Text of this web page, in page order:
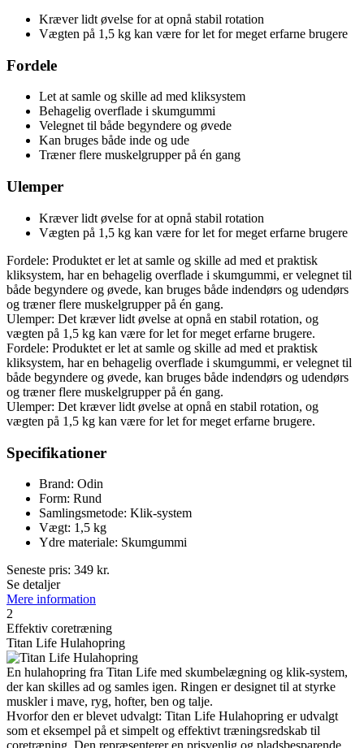
Kræver lidt øvelse for at opnå stabil rotation
Vægten på 1,5 kg kan være for let for meget erfarne brugere
Fordele
Let at samle og skille ad med kliksystem
Behagelig overflade i skumgummi
Velegnet til både begyndere og øvede
Kan bruges både inde og ude
Træner flere muskelgrupper på én gang
Ulemper
Kræver lidt øvelse for at opnå stabil rotation
Vægten på 1,5 kg kan være for let for meget erfarne brugere
Fordele: Produktet er let at samle og skille ad med et praktisk
kliksystem, har en behagelig overflade i skumgummi, er velegnet til
både begyndere og øvede, kan bruges både indendørs og udendørs
og træner flere muskelgrupper på én gang.
Ulemper: Det kræver lidt øvelse at opnå en stabil rotation, og
vægten på 1,5 kg kan være for let for meget erfarne brugere.
Fordele: Produktet er let at samle og skille ad med et praktisk
kliksystem, har en behagelig overflade i skumgummi, er velegnet til
både begyndere og øvede, kan bruges både indendørs og udendørs
og træner flere muskelgrupper på én gang.
Ulemper: Det kræver lidt øvelse at opnå en stabil rotation, og
vægten på 1,5 kg kan være for let for meget erfarne brugere.
Specifikationer
Brand: Odin
Form: Rund
Samlingsmetode: Klik-system
Vægt: 1,5 kg
Ydre materiale: Skumgummi
Seneste pris: 349 kr.
Se detaljer
Mere information
2
Effektiv coretræning
Titan Life Hulahopring
En hulahopring fra Titan Life med skumbelægning og klik-system,
der kan skilles ad og samles igen. Ringen er designet til at styrke
muskler i mave, ryg, hofter, ben og talje.
Hvorfor den er blevet udvalgt: Titan Life Hulahopring er udvalgt
som et eksempel på et simpelt og effektivt træningsredskab til